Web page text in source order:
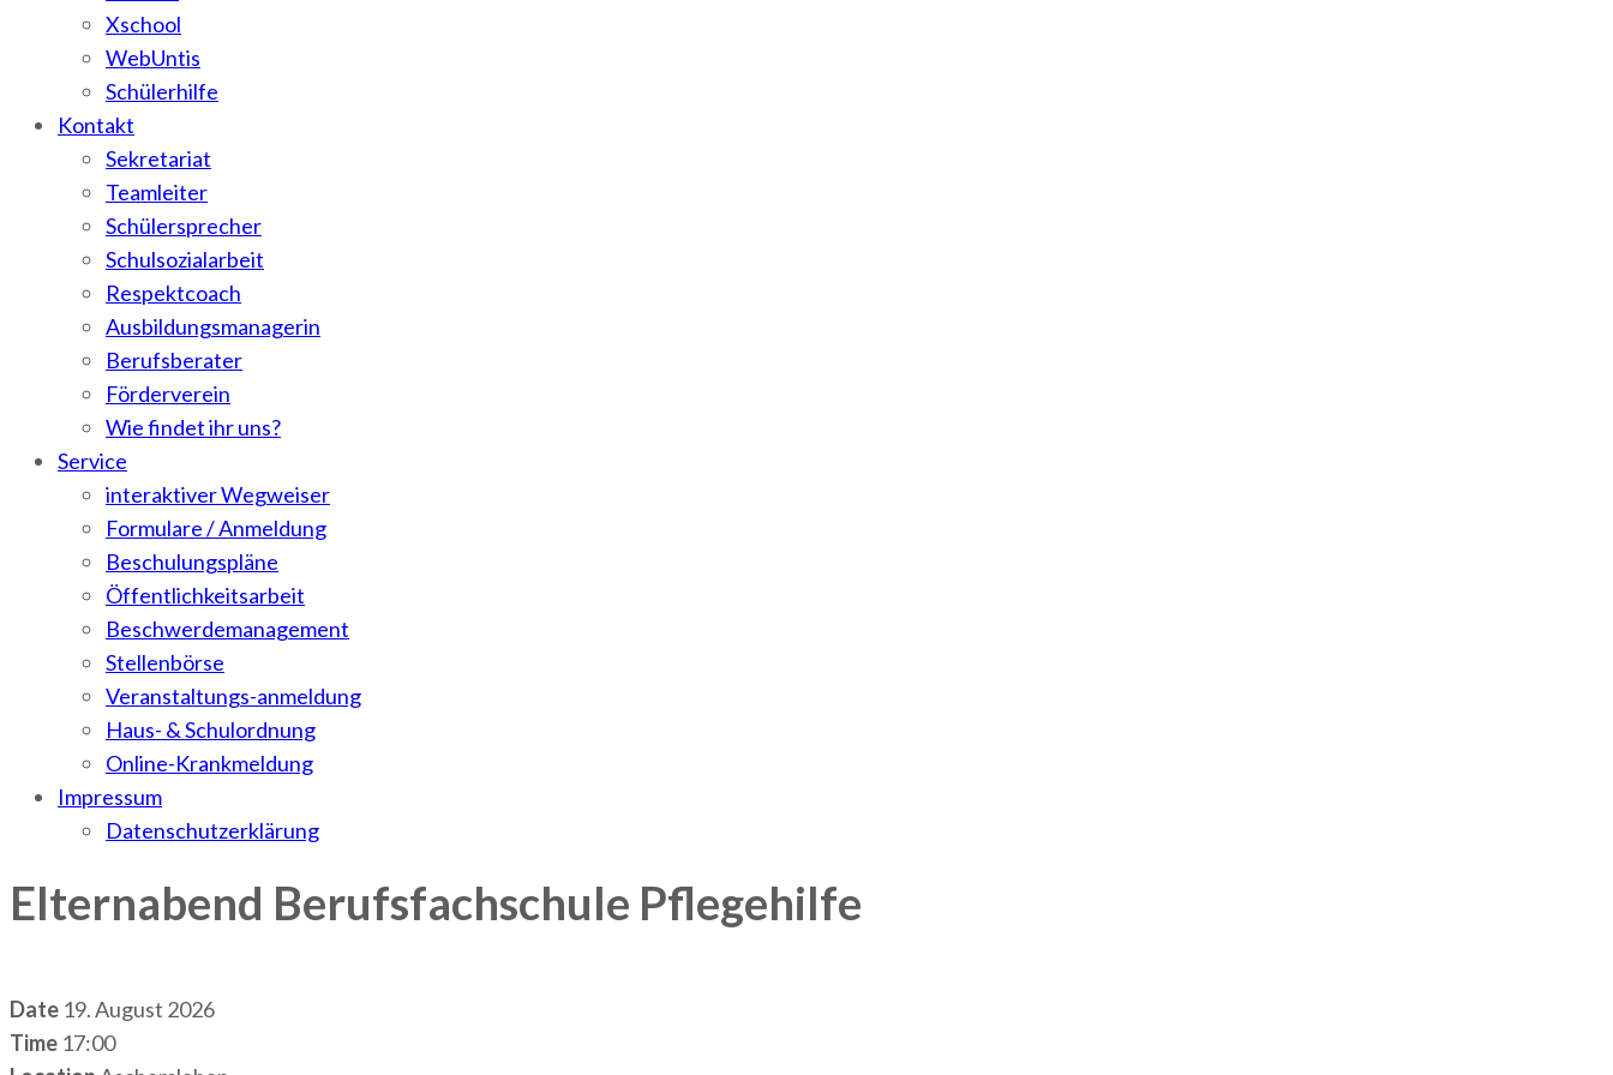
Xschool
WebUntis
Schülerhilfe
Kontakt
Sekretariat
Teamleiter
Schülersprecher
Schulsozialarbeit
Respektcoach
Ausbildungsmanagerin
Berufsberater
Förderverein
Wie findet ihr uns?
Service
interaktiver Wegweiser
Formulare / Anmeldung
Beschulungspläne
Öffentlichkeitsarbeit
Beschwerdemanagement
Stellenbörse
Veranstaltungs-anmeldung
Haus- & Schulordnung
Online-Krankmeldung
Impressum
Datenschutzerklärung
Elternabend Berufsfachschule Pflegehilfe
Date 19. August 2026
Time 17:00